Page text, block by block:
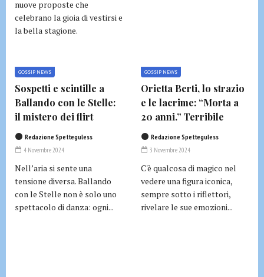
nuove proposte che
celebrano la gioia di vestirsi e
la bella stagione.
GOSSIP NEWS
Sospetti e scintille a
Ballando con le Stelle:
il mistero dei flirt
Redazione Spetteguless
4 Novembre 2024
Nell’aria si sente una
tensione diversa. Ballando
con le Stelle non è solo uno
spettacolo di danza: ogni...
GOSSIP NEWS
Orietta Berti, lo strazio
e le lacrime: “Morta a
20 anni.” Terribile
Redazione Spetteguless
3 Novembre 2024
C'è qualcosa di magico nel
vedere una figura iconica,
sempre sotto i riflettori,
rivelare le sue emozioni...